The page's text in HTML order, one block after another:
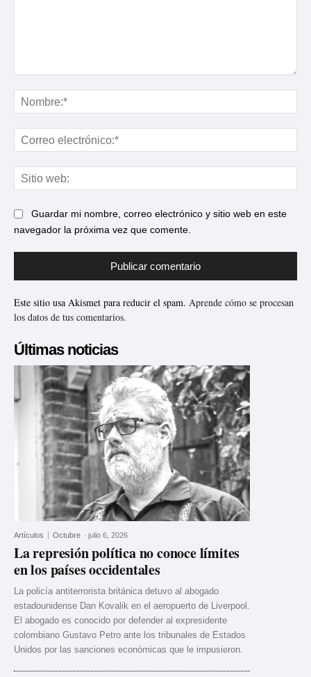
Guardar mi nombre, correo electrónico y sitio web en este
navegador la próxima vez que comente.
Este sitio usa Akismet para reducir el spam. Aprende cómo se procesan
los datos de tus comentarios.
Últimas noticias
Artículos Octubre - julio 6, 2026
La represión política no conoce límites
en los países occidentales
La policía antiterrorista británica detuvo al abogado
estadounidense Dan Kovalik en el aeropuerto de Liverpool.
El abogado es conocido por defender al expresidente
colombiano Gustavo Petro ante los tribunales de Estados
Unidos por las sanciones económicas que le impusieron.